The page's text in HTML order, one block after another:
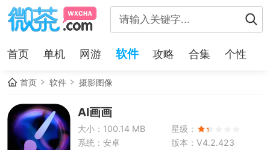
首页 单机 网游 软件 攻略 合集 个性
首页 软件 摄影图像
AI画画
大小：100.14 MB
星级：
系统：安卓
版本：V4.2.423